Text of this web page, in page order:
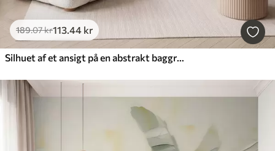
189.07kr113.44 kr
Silhuet af et ansigt på en abstrakt baggrund